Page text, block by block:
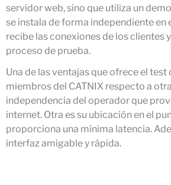
mayo
abril
marzo
octubre
julio 2022
servidor web, sino que utiliza un
se instala de forma independiente en
recibe las conexiones de los clientes
proceso de prueba.
Una de las ventajas que ofrece el
miembros del CATNIX respecto a
independencia del operador que
internet. Otra es su ubicación en el
proporciona una mínima latencia.
interfaz amigable y rápida.